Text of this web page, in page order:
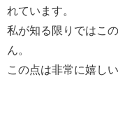
れています。
私が知る限りではこ
ん。
この点は非常に嬉しい